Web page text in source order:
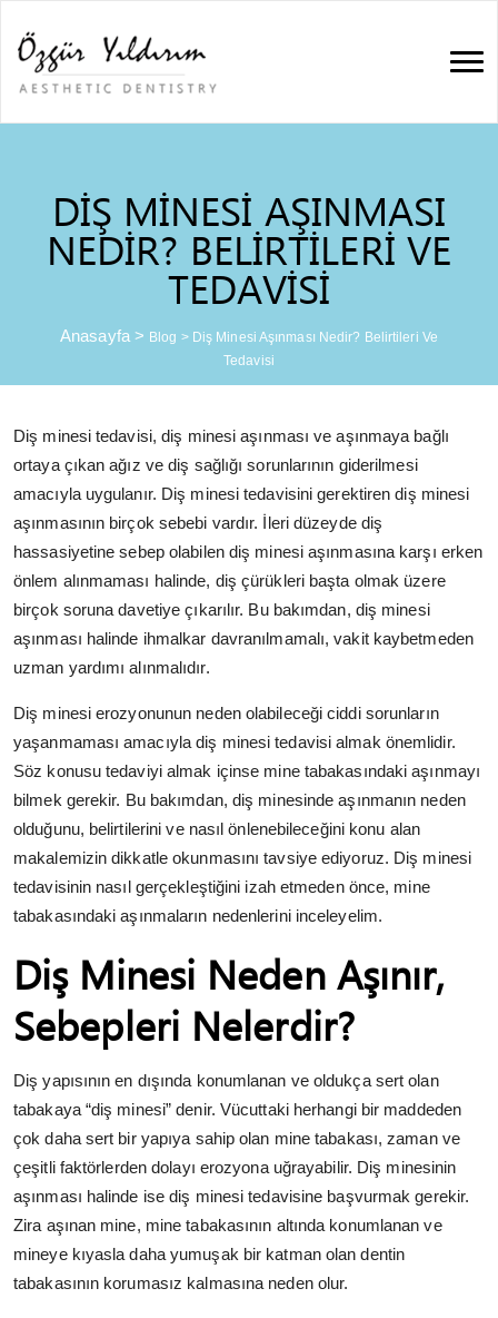
DIŞ MINESI AŞINMASI
NEDIR? BELIRTILERI VE
TEDAVISI
Anasayfa> Blog > Diş Minesi Aşınması Nedir? Belirtileri Ve
Tedavisi
Diş minesi tedavisi, diş minesi aşınması ve aşınmaya bağlı
ortaya çıkan ağız ve diş sağlığı sorunlarının giderilmesi
amacıyla uygulanır. Diş minesi tedavisini gerektiren diş minesi
aşınmasının birçok sebebi vardır. İleri düzeyde diş
hassasiyetine sebep olabilen diş minesi aşınmasına karşı erken
önlem alınmaması halinde, diş çürükleri başta olmak üzere
birçok soruna davetiye çıkarılır. Bu bakımdan, diş minesi
aşınması halinde ihmalkar davranılmamalı, vakit kaybetmeden
uzman yardımı alınmalıdır.
Diş minesi erozyonunun neden olabileceği ciddi sorunların
yaşanmaması amacıyla diş minesi tedavisi almak önemlidir.
Söz konusu tedaviyi almak içinse mine tabakasındaki aşınmayı
bilmek gerekir. Bu bakımdan, diş minesinde aşınmanın neden
olduğunu, belirtilerini ve nasıl önlenebileceğini konu alan
makalemizin dikkatle okunmasını tavsiye ediyoruz. Diş minesi
tedavisinin nasıl gerçekleştiğini izah etmeden önce, mine
tabakasındaki aşınmaların nedenlerini inceleyelim.
Diş Minesi Neden Aşınır,
Sebepleri Nelerdir?
Diş yapısının en dışında konumlanan ve oldukça sert olan
tabakaya “diş minesi” denir. Vücuttaki herhangi bir maddeden
çok daha sert bir yapıya sahip olan mine tabakası, zaman ve
çeşitli faktörlerden dolayı erozyona uğrayabilir. Diş minesinin
aşınması halinde ise diş minesi tedavisine başvurmak gerekir.
Zira aşınan mine, mine tabakasının altında konumlanan ve
mineye kıyasla daha yumuşak bir katman olan dentin
tabakasının korumasız kalmasına neden olur.